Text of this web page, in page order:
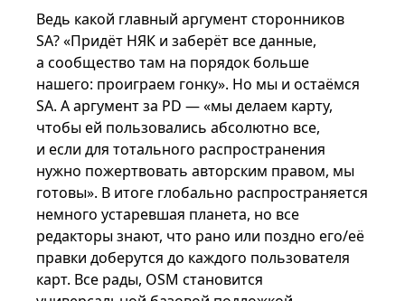
Ведь какой главный аргумент сторонников
SA? «Придёт НЯК и заберёт все данные,
а сообщество там на порядок больше
нашего: проиграем гонку». Но мы и остаёмся
SA. А аргумент за PD — «мы делаем карту,
чтобы ей пользовались абсолютно все,
и если для тотального распространения
нужно пожертвовать авторским правом, мы
готовы». В итоге глобально распространяется
немного устаревшая планета, но все
редакторы знают, что рано или поздно его/её
правки доберутся до каждого пользователя
карт. Все рады, OSM становится